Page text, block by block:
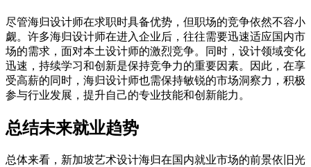
尽管海归设计师在求职时具备优势，但职场的竞争依然不容小
觑。许多海归设计师在进入企业后，往往需要迅速适应国内市
场的需求，面对本土设计师的激烈竞争。同时，设计领域变化
迅速，持续学习和创新是保持竞争力的重要因素。因此，在享
受高薪的同时，海归设计师也需保持敏锐的市场洞察力，积极
参与行业发展，提升自己的专业技能和创新能力。
总结未来就业趋势
总体来看，新加坡艺术设计海归在国内就业市场的前景依旧光